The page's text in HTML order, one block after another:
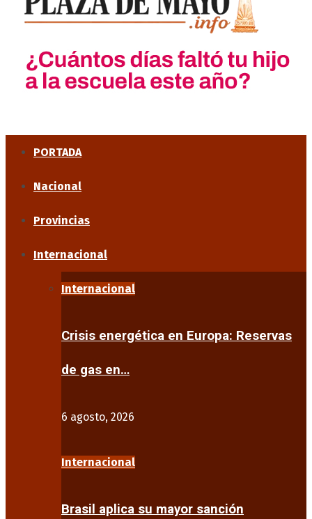
PORTADA
Nacional
Provincias
Internacional
Internacional
Crisis energética en Europa: Reservas
de gas en…
6 agosto, 2026
Internacional
Brasil aplica su mayor sanción